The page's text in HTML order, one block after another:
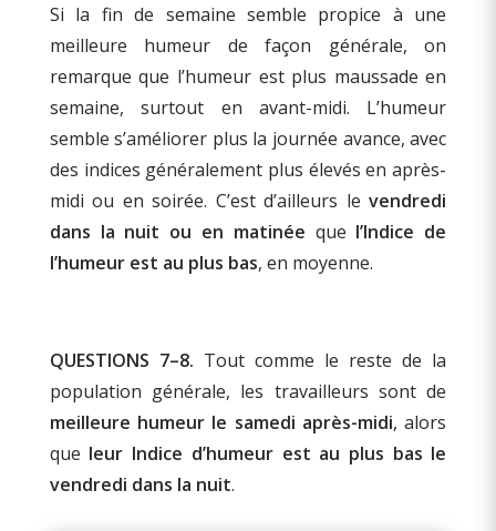
Si la fin de semaine semble propice à une
meilleure humeur de façon générale, on
remarque que l’humeur est plus maussade en
semaine, surtout en avant-midi. L’humeur
semble s’améliorer plus la journée avance, avec
des indices généralement plus élevés en après-
midi ou en soirée. C’est d’ailleurs levendredi
dans la nuit ou en matinée que l’Indice de
l’humeur est au plus bas, en moyenne.
QUESTIONS 7–8. Tout comme le reste de la
population générale, les travailleurs sont de
meilleure humeur le samedi après-midi, alors
que leur Indice d’humeur est au plus bas le
vendredi dans la nuit.